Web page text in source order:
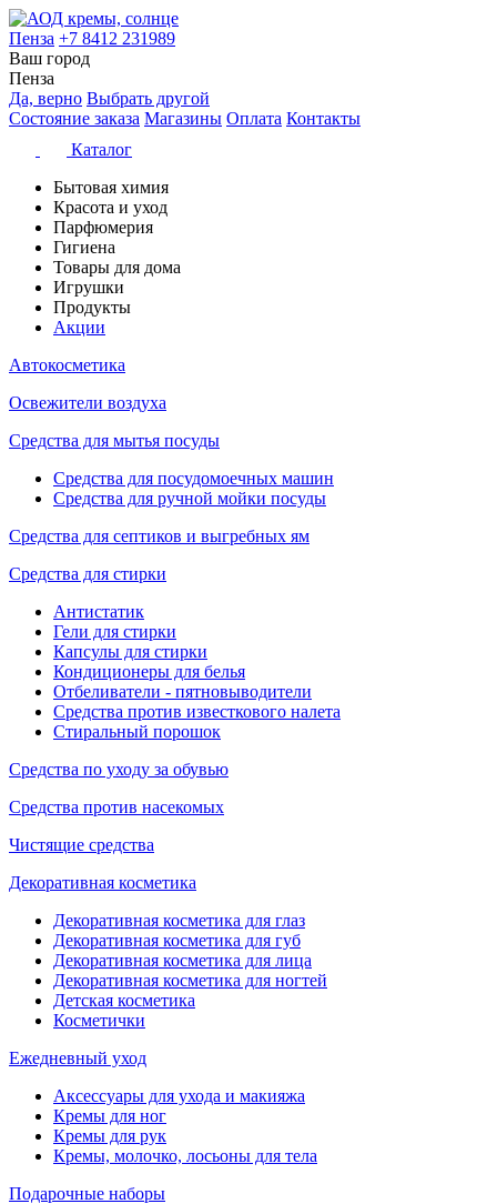
Пенза +7 8412 231989
Ваш город
Пенза
Да, верно Выбрать другой
Состояние заказа Магазины Оплата Контакты
Каталог
Бытовая химия
Красота и уход
Парфюмерия
Гигиена
Товары для дома
Игрушки
Продукты
Акции
Автокосметика
Освежители воздуха
Средства для мытья посуды
Средства для посудомоечных машин
Средства для ручной мойки посуды
Средства для септиков и выгребных ям
Средства для стирки
Антистатик
Гели для стирки
Капсулы для стирки
Кондиционеры для белья
Отбеливатели - пятновыводители
Средства против известкового налета
Стиральный порошок
Средства по уходу за обувью
Средства против насекомых
Чистящие средства
Декоративная косметика
Декоративная косметика для глаз
Декоративная косметика для губ
Декоративная косметика для лица
Декоративная косметика для ногтей
Детская косметика
Косметички
Ежедневный уход
Аксессуары для ухода и макияжа
Кремы для ног
Кремы для рук
Кремы, молочко, лосьоны для тела
Подарочные наборы